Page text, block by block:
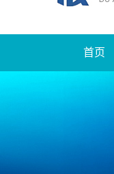
首页